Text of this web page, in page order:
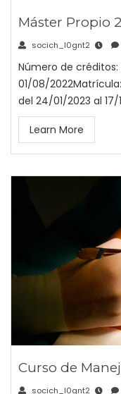
Máster Propio
socich_l0gnt2
Número de créditos:
01/08/
del 24/01/2023 al
Learn More
Curso de
socich_l0gnt2